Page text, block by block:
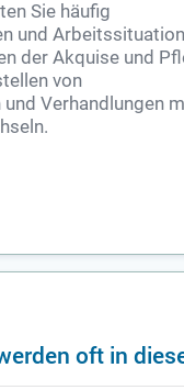
Sie häufig
und
der Akquise und
von
Verhandlungen
oft in